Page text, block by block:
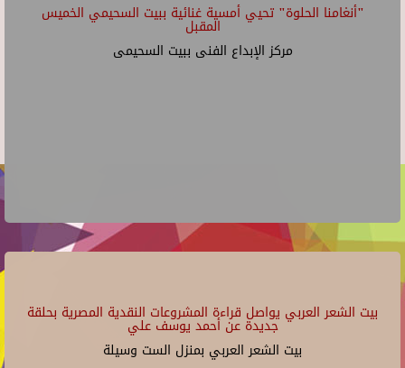
"أنغامنا الحلوة" تحيي أمسية غنائية ببيت السحيمي الخميس
المقبل
مركز الإبداع الفنى ببيت السحيمى
بيت الشعر العربي يواصل قراءة المشروعات النقدية المصرية بحلقة
جديدة عن أحمد يوسف علي
بيت الشعر العربي بمنزل الست وسيلة